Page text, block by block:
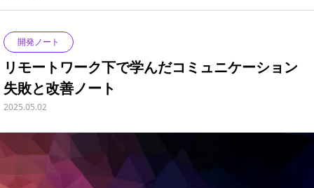
開発ノート
リモートワーク下で学んだコミュニケーション
失敗と改善ノート
2025.05.02